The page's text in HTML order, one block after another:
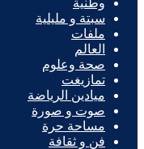
وطنية
سبتة و مليلية
ملفات
العالم
صحة وعلوم
تمازيغت
ميادين الرياضة
صوت و صورة
مساحة حرة
فن و ثقافة